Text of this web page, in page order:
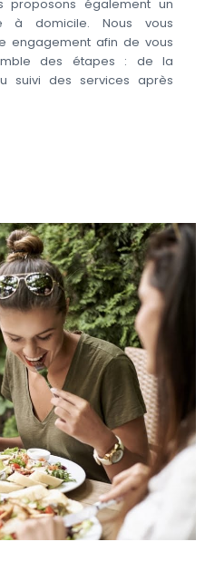
proposons également un
à domicile. Nous vous
engagement afin de vous
des étapes : de la
suivi des services après